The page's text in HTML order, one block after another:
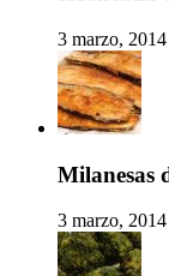
3 marzo, 2014
Milanesas
3 marzo, 2014